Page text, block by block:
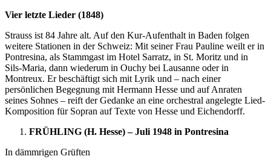
Vier letzte Lieder (1848)
Strauss ist 84 Jahre alt. Auf den Kur-Aufenthalt in Baden folgen
weitere Stationen in der Schweiz: Mit seiner Frau Pauline weilt er in
Pontresina, als Stammgast im Hotel Sarratz, in St. Moritz und in
Sils-Maria, dann wiederum in Ouchy bei Lausanne oder in
Montreux. Er beschäftigt sich mit Lyrik und – nach einer
persönlichen Begegnung mit Hermann Hesse und auf Anraten
seines Sohnes – reift der Gedanke an eine orchestral angelegte Lied-
Komposition für Sopran auf Texte von Hesse und Eichendorff.
FRÜHLING (H. Hesse) – Juli 1948 in Pontresina
In dämmrigen Grüften